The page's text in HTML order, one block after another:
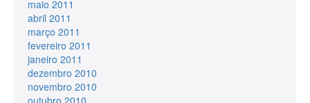
maio 2011
abril 2011
março 2011
fevereiro 2011
janeiro 2011
dezembro 2010
novembro 2010
outubro 2010